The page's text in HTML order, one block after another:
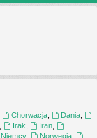
Chorwacja Dania
Irak Iran
Niemcy Norwegia